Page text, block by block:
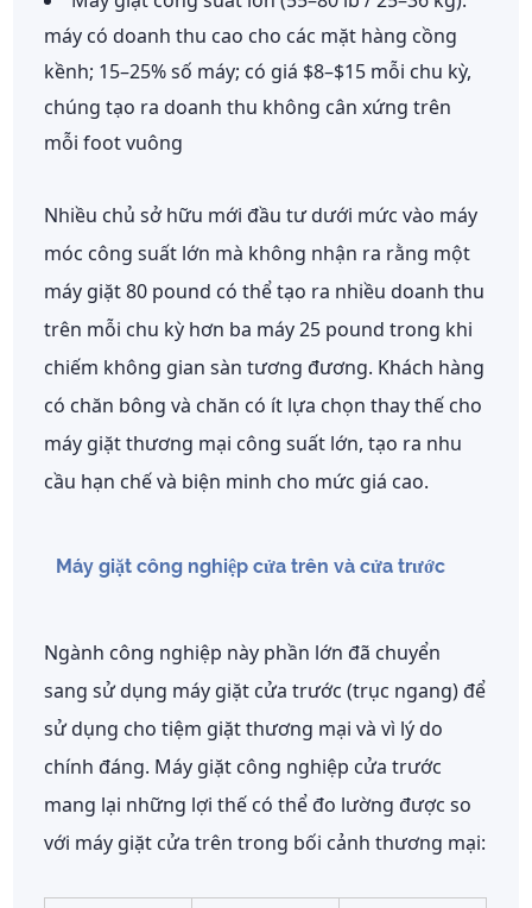
máy có doanh thu cao cho các mặt hàng cồng
kềnh; 15–25% số máy; có giá $8–$15 mỗi chu kỳ,
chúng tạo ra doanh thu không cân xứng trên
mỗi foot vuông
Nhiều chủ sở hữu mới đầu tư dưới mức vào máy
móc công suất lớn mà không nhận ra rằng một
máy giặt 80 pound có thể tạo ra nhiều doanh thu
trên mỗi chu kỳ hơn ba máy 25 poundtrong khi
chiếm không gian sàn tương đương. Khách hàng
có chăn bông và chăn có ít lựa chọn thay thế cho
máy giặt thương mại công suất lớn, tạo ra nhu
cầu hạn chế và biện minh cho mức giá cao.
Máy giặt công nghiệp cửa trên và cửa trước
Ngành công nghiệp này phần lớn đã chuyển
sang sử dụng máy giặt cửa trước (trục ngang) để
sử dụng cho tiệm giặt thương mại và vì lý do
chính đáng. Máy giặt công nghiệp cửa trước
mang lại những lợi thế có thể đo lường được so
với máy giặt cửa trên trong bối cảnh thương mại: